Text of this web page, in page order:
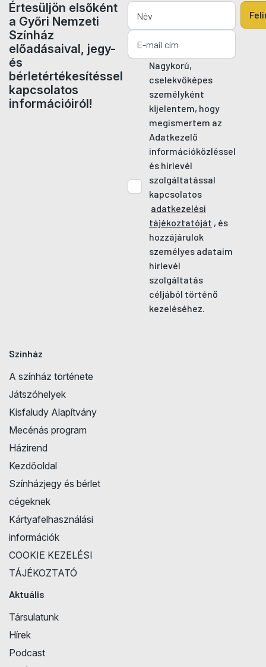
Értesüljön elsőként
a Győri Nemzeti
Színház
előadásaival, jegy-
és
bérletértékesítéssel
kapcsolatos
információiról!
Nagykorú,
cselekvőképes
személyként
kijelentem, hogy
megismertem az
Adatkezelő
információközléssel
és hírlevél
szolgáltatással
kapcsolatos
adatkezelési
tájékoztatóját , és
hozzájárulok
személyes adataim
hírlevél
szolgáltatás
céljából történő
kezeléséhez.
Színház
A színház története
Játszóhelyek
Kisfaludy Alapítvány
Mecénás program
Házirend
Kezdőoldal
Színházjegy és bérlet
cégeknek
Kártyafelhasználási
információk
COOKIE KEZELÉSI
TÁJÉKOZTATÓ
Aktuális
Társulatunk
Hírek
Podcast